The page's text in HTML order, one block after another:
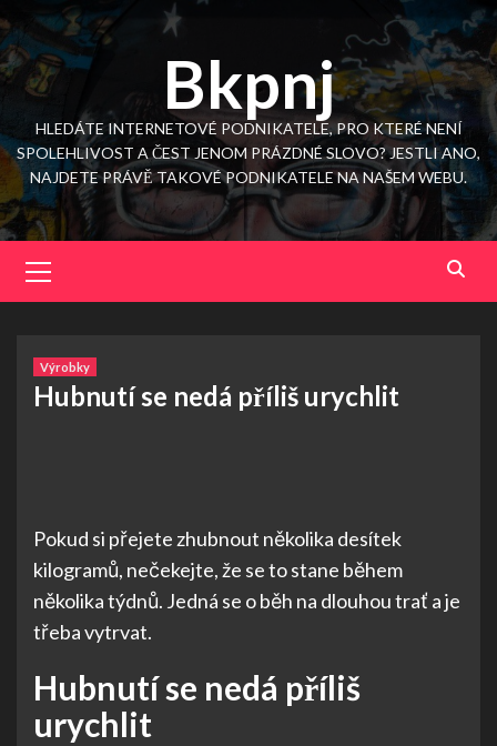
to
content
Bkpnj
HLEDÁTE INTERNETOVÉ PODNIKATELE, PRO KTERÉ NENÍ
SPOLEHLIVOST A ČEST JENOM PRÁZDNÉ SLOVO? JESTLI ANO,
NAJDETE PRÁVĚ TAKOVÉ PODNIKATELE NA NAŠEM WEBU.
Menu
Výrobky
Hubnutí se nedá příliš urychlit
Pokud si přejete zhubnout několika desítek
kilogramů, nečekejte, že se to stane během
několika týdnů. Jedná se o běh na dlouhou trať a je
třeba vytrvat.
Hubnutí se nedá příliš
urychlit